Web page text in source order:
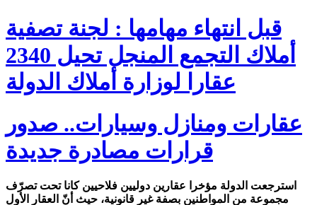
قبل انتهاء مهامها : لجنة تصفية
أملاك التجمع المنجل تحيل 2340
عقارا لوزارة أملاك الدولة
عقارات ومنازل وسيارات.. صدور
قرارات مصادرة جديدة
استرجعت الدولة مؤخرا عقارين دوليين فلاحيين كانا تحت تصرّف
مجموعة من المواطنين بصفة غير قانونية، حيث أنّ العقار الأول